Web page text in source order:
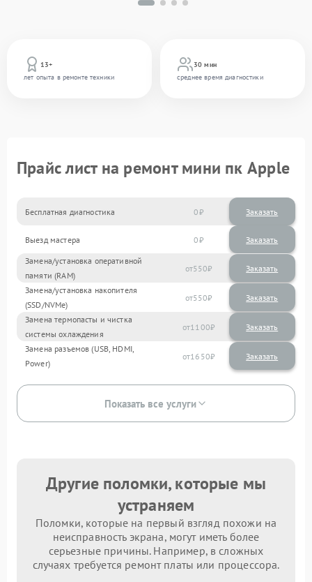
13+
лет опыта в ремонте техники
30 мин
среднее время диагностики
Прайс лист на ремонт мини пк Apple
Бесплатная диагностика 0 Заказать
Выезд мастера 0 Заказать
Замена/установка оперативной
памяти (RAM)
550
Замена/установка накопителя
(SSD/NVMe)
550
Замена термопасты и чистка
системы охлаждения
1100
Замена разъемов (USB, HDMI,
Power)
1650
Показать все услуги
Другие поломки, которые мы
устраняем
Поломки, которые на первый взгляд похожи на
неисправность экрана, могут иметь более
серьезные причины. Например, в сложных
случаях требуется ремонт платы или процессора.